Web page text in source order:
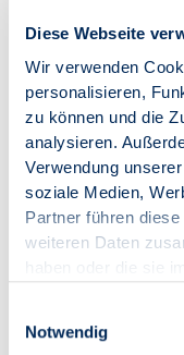
Diese Webseite
Wir verwenden
personalisieren,
zu können und die
analysieren.
Verwendung
soziale Medien,
Partner führen
weiteren Daten
haben oder die sie
Notwendig
(formeller und
/veranstaltung/
Online-
##Inhalte Mit
Teilnehmenden
Vorschriften des